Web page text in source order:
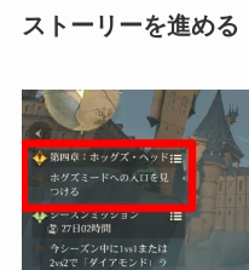
ストーリーを進める